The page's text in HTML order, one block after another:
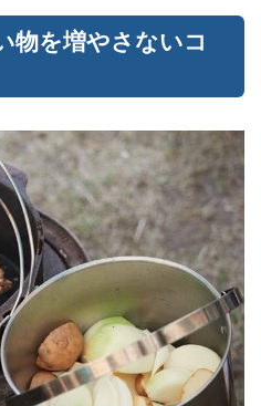
物を増やさないコ